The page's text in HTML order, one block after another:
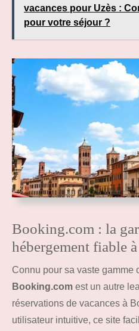
vacances pour Uzès :
pour votre séjour ?
Booking.com : la
hébergement fiable
Connu pour sa vaste gamme
Booking.com est un autre
réservations de vacances à
utilisateur intuitive, ce site